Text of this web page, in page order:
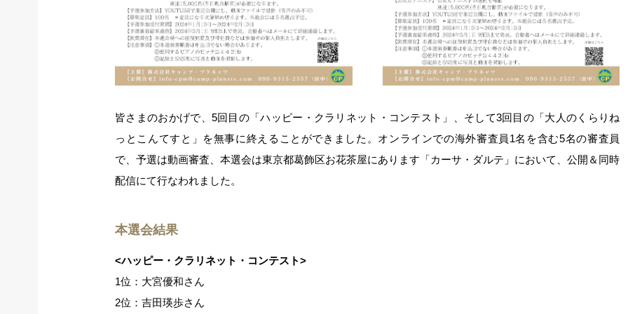
皆さまのおかげで、5回目の「ハッピー・クラリネット・コンテスト」、そして3回目の「大人のくらりね
っとこんてすと」を無事に終えることができました。オンラインでの海外審査員1名を含む5名の審査員
で、予選は動画審査、本選会は東京都葛飾区お花茶屋にあります「カーサ・ダルテ」において、公開＆同時
配信にて行なわれました。
本選会結果
<ハッピー・クラリネット・コンテスト>
1位：大宮優和さん
2位：吉田瑛歩さん